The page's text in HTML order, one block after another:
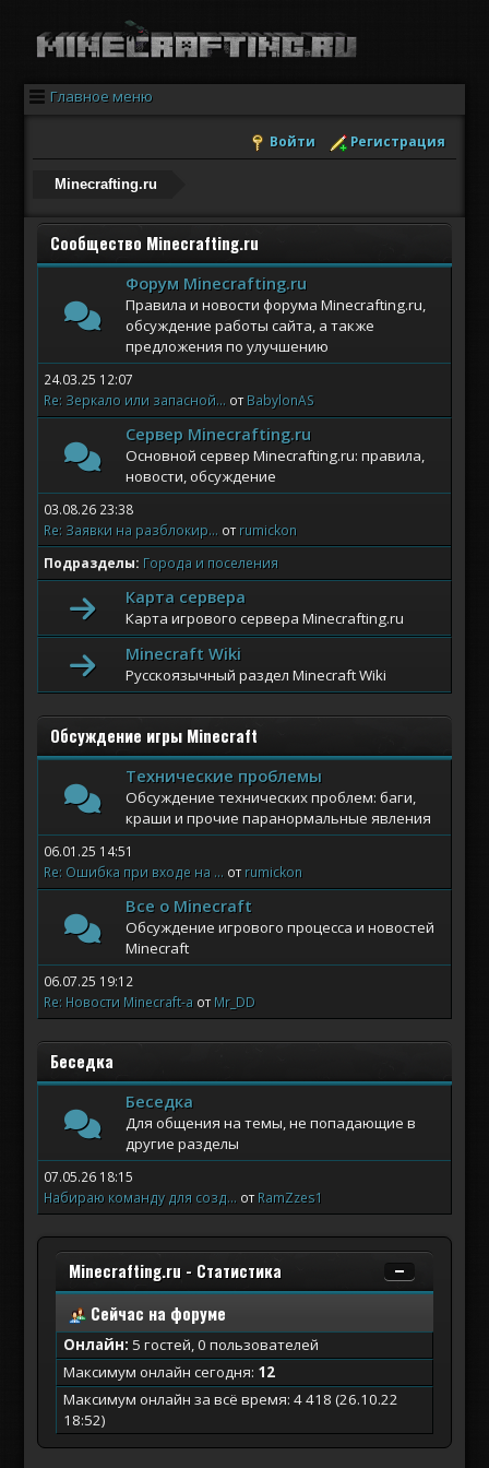
Главное меню
Войти Регистрация
Minecrafting.ru
Сообщество Minecrafting.ru
Форум Minecrafting.ru
Правила и новости форума Minecrafting.ru,
обсуждение работы сайта, а также
предложения по улучшению
24.03.25 12:07
Re: Зеркало или запасной... от BabylonAS
Сервер Minecrafting.ru
Основной сервер Minecrafting.ru: правила,
новости, обсуждение
03.08.26 23:38
Re: Заявки на разблокир... от rumickon
Подразделы Города и поселения
Карта сервера
Карта игрового сервера Minecrafting.ru
Minecraft Wiki
Русскоязычный раздел Minecraft Wiki
Обсуждение игры Minecraft
Технические проблемы
Обсуждение технических проблем: баги,
краши и прочие паранормальные явления
06.01.25 14:51
Re: Ошибка при входе на ... от rumickon
Все о Minecraft
Обсуждение игрового процесса и новостей
Minecraft
06.07.25 19:12
Re: Новости Minecraft-а от Mr_DD
Беседка
Беседка
Для общения на темы, не попадающие в
другие разделы
07.05.26 18:15
Набираю команду для созд... от RamZzes1
Minecrafting.ru - Статистика
Сейчас на форуме
Онлайн: 5 гостей, 0 пользователей
Максимум онлайн сегодня: 12
Максимум онлайн за всё время: 4 418 (26.10.22
18:52)